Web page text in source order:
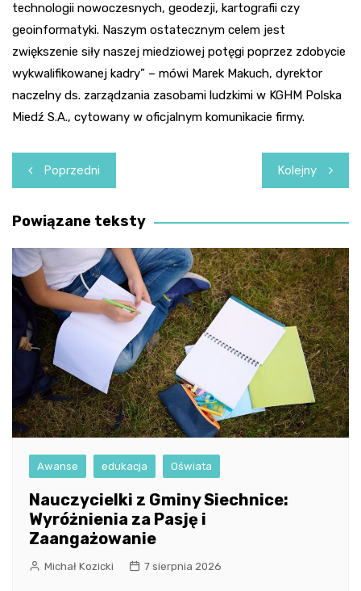
technologii nowoczesnych, geodezji, kartografii czy
geoinformatyki. Naszym ostatecznym celem jest
zwiększenie siły naszej miedziowej potęgi poprzez zdobycie
wykwalifikowanej kadry” – mówi Marek Makuch, dyrektor
naczelny ds. zarządzania zasobami ludzkimi w KGHM Polska
Miedź S.A., cytowany w oficjalnym komunikacie firmy.
Nawigacja
wpisu
Poprzedni Kolejny
Powiązane teksty
Awanse edukacja Oświata
Nauczycielki z Gminy Siechnice:
Wyróżnienia za Pasję i
Zaangażowanie
Michał Kozicki 7 sierpnia 2026